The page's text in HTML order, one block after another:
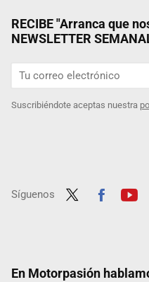
RECIBE "Arranca que
NEWSLETTER
Suscribiéndote aceptas nuestra
Síguenos
En Motorpasión